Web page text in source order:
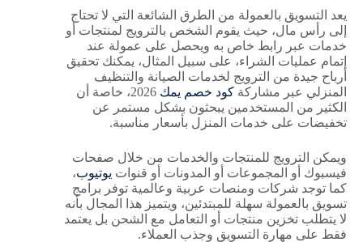
يعد التسويق بالعمولة من الطرق الشائعة التي لا تحتاج
إلى رأس مال، حيث يقوم الشخص بالترويج لمنتجات أو
خدمات عبر رابط خاص به ويحصل على عمولة عند
إتمام عمليات الشراء، على سبيل المثال، يمكنك تحقيق
أرباح جيدة من الترويج لخدمات الصيانة والتنظيف
المنزلي عبر مشاركة كود خصم يمك
2026، خاصة أن
الكثير من المستخدمين يبحثون بشكل مستمر عن
تخفيضات على خدمات المنزل بأسعار مناسبة.
ويمكن الترويج للمنتجات والخدمات من خلال صفحات
فيسبوك أو المجموعات أو المدونات أو قنوات يوتيوب،
كما توجد شركات ومنصات عربية وعالمية توفر برامج
تسويق بالعمولة سهلة للمبتدئين، ويتميز هذا المجال بأنه
لا يتطلب تخزين منتجات أو التعامل مع الشحن بل يعتمد
فقط على مهارة التسويق وجذب العملاء.